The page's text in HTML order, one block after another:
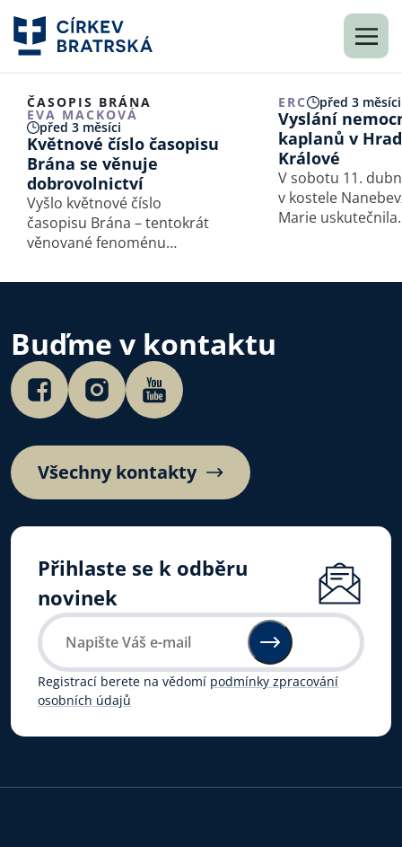
ČASOPIS BRÁNA
EVA MACKOVÁ
před 3 měsíci
Květnové číslo časopisu
Brána se věnuje
dobrovolnictví
Vyšlo květnové číslo
časopisu Brána – tentokrát
věnované fenoménu
ERC před 3 měsíci
Vyslání
kaplanů v
Králové
V sobotu 11.
v kostele
Marie uskutečnila
Buďme v kontaktu
Všechny kontakty
Přihlaste se k odběru
novinek
Registrací berete na vědomí podmínky zpracování
osobních údajů